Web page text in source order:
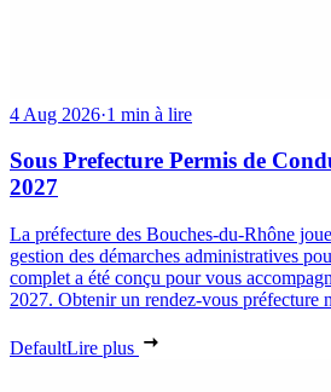
4 Aug 2026·1 min à lire
Sous Prefecture Permis de
2027
La préfecture des Bouches-du-Rhône
gestion des démarches administratives
complet a été conçu pour vous
2027. Obtenir un rendez-vous préfecture
DefaultLire plus